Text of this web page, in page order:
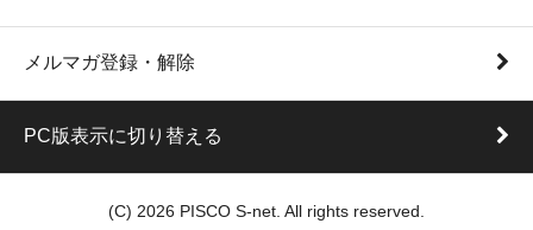
メルマガ登録・解除
PC版表示に切り替える
(C) 2026 PISCO S-net. All rights reserved.